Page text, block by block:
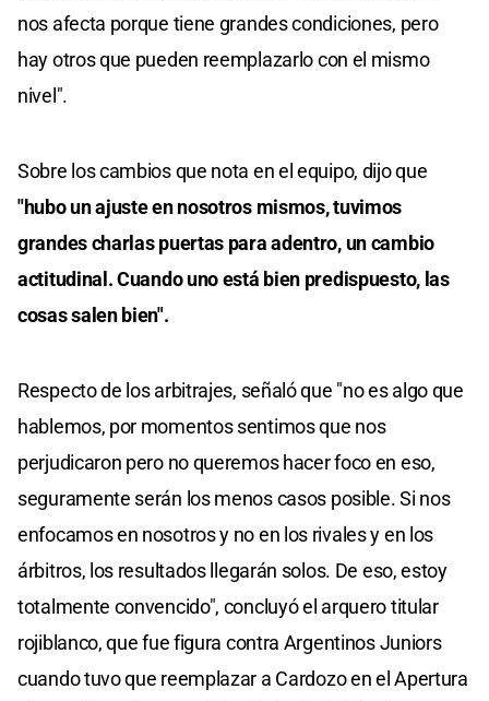
nos afecta porque tiene grandes condiciones, pero
hay otros que pueden reemplazarlo con el mismo
nivel".
Sobre los cambios que nota en el equipo, dijo que
"hubo un ajuste en nosotros mismos, tuvimos
grandes charlas puertas para adentro, un cambio
actitudinal. Cuando uno está bien predispuesto, las
cosas salen bien".
Respecto de los arbitrajes, señaló que "no es algo que
hablemos, por momentos sentimos que nos
perjudicaron pero no queremos hacer foco en eso,
seguramente serán los menos casos posible. Si nos
enfocamos en nosotros y no en los rivales y en los
árbitros, los resultados llegarán solos. De eso, estoy
totalmente convencido", concluyó el arquero titular
rojiblanco, que fue figura contra Argentinos Juniors
cuando tuvo que reemplazar a Cardozo en el Apertura